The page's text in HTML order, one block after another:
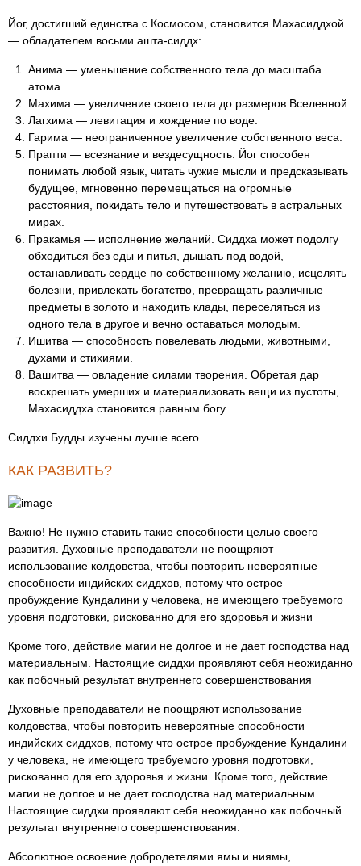
Йог, достигший единства с Космосом, становится Махасиддхой
― обладателем восьми ашта-сиддх:
Анима ― уменьшение собственного тела до масштаба
атома.
Махима ― увеличение своего тела до размеров Вселенной.
Лагхима ― левитация и хождение по воде.
Гарима ― неограниченное увеличение собственного веса.
Прапти ― всезнание и вездесущность. Йог способен
понимать любой язык, читать чужие мысли и предсказывать
будущее, мгновенно перемещаться на огромные
расстояния, покидать тело и путешествовать в астральных
мирах.
Пракамья ― исполнение желаний. Сиддха может подолгу
обходиться без еды и питья, дышать под водой,
останавливать сердце по собственному желанию, исцелять
болезни, привлекать богатство, превращать различные
предметы в золото и находить клады, переселяться из
одного тела в другое и вечно оставаться молодым.
Ишитва ― способность повелевать людьми, животными,
духами и стихиями.
Вашитва ― овладение силами творения. Обретая дар
воскрешать умерших и материализовать вещи из пустоты,
Махасиддха становится равным богу.
Сиддхи Будды изучены лучше всего
КАК РАЗВИТЬ?
Важно! Не нужно ставить такие способности целью своего
развития. Духовные преподаватели не поощряют
использование колдовства, чтобы повторить невероятные
способности индийских сиддхов, потому что острое
пробуждение Кундалини у человека, не имеющего требуемого
уровня подготовки, рискованно для его здоровья и жизни
Кроме того, действие магии не долгое и не дает господства над
материальным. Настоящие сиддхи проявляют себя неожиданно
как побочный результат внутреннего совершенствования
Духовные преподаватели не поощряют использование
колдовства, чтобы повторить невероятные способности
индийских сиддхов, потому что острое пробуждение Кундалини
у человека, не имеющего требуемого уровня подготовки,
рискованно для его здоровья и жизни. Кроме того, действие
магии не долгое и не дает господства над материальным.
Настоящие сиддхи проявляют себя неожиданно как побочный
результат внутреннего совершенствования.
Абсолютное освоение добродетелями ямы и ниямы,